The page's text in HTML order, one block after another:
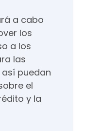
a cabo
los
a los
las
puedan
el
y la